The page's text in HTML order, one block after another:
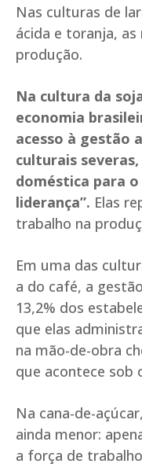
Nas culturas de
ácida e toranja,
produção.
Na cultura da
economia
acesso à gestão
culturais
doméstica para
liderança”. Elas
trabalho na
Em uma das
a do café, a
13,2% dos
que elas
na mão-de-obra
que acontece sob
Na cana-de-
ainda menor:
a força de